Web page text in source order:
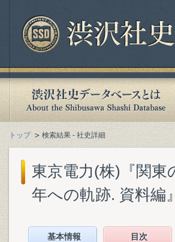
トップ 検索結果 - 社史詳細
東京電力(株)『関東
年への軌跡. 資料編
基本情報 目次